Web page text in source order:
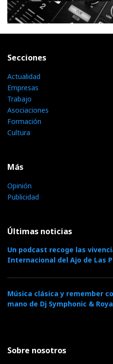
Secciones
Actualidad
Empresas
Trabajo
Asociaciones
Formación
Cultura
Más
Opinión
Publicidad
Últimas noticias
Un podcast recoge las
Internacional del Ajo de Las
Música clásica y remember
mano de Dj Symphonic &
Sobre nosotros